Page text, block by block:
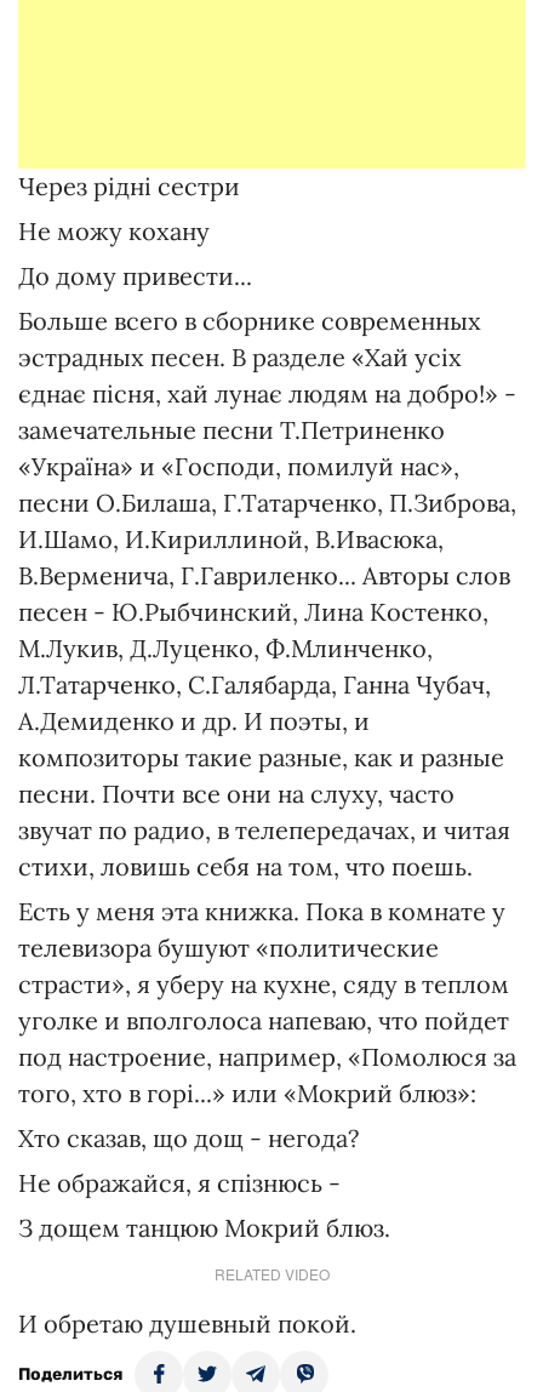
Через рідні сестри
Не можу кохану
До дому привести...
Больше всего в сборнике современных
эстрадных песен. В разделе «Хай усіх
єднає пісня, хай лунає людям на добро!» -
замечательные песни Т.Петриненко
«Україна» и «Господи, помилуй нас»,
песни О.Билаша, Г.Татарченко, П.Зиброва,
И.Шамо, И.Кириллиной, В.Ивасюка,
В.Верменича, Г.Гавриленко... Авторы слов
песен - Ю.Рыбчинский, Лина Костенко,
М.Лукив, Д.Луценко, Ф.Млинченко,
Л.Татарченко, С.Галябарда, Ганна Чубач,
А.Демиденко и др. И поэты, и
композиторы такие разные, как и разные
песни. Почти все они на слуху, часто
звучат по радио, в телепередачах, и читая
стихи, ловишь себя на том, что поешь.
Есть у меня эта книжка. Пока в комнате у
телевизора бушуют «политические
страсти», я уберу на кухне, сяду в теплом
уголке и вполголоса напеваю, что пойдет
под настроение, например, «Помолюся за
того, хто в горі...» или «Мокрий блюз»:
Хто сказав, що дощ - негода?
Не ображайся, я спізнюсь -
З дощем танцюю Мокрий блюз.
RELATED VIDEO
И обретаю душевный покой.
Поделиться